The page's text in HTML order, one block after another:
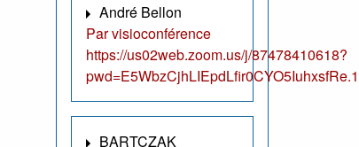
André Bellon
Par visioconférence
https://us02web.zoom.us/j/87478410618?
BARTCZAK